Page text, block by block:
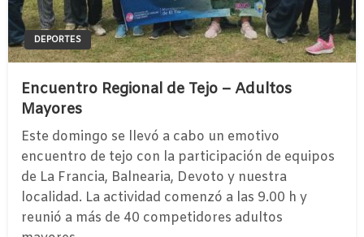
DEPORTES
Encuentro Regional de Tejo – Adultos
Mayores
Este domingo se llevó a cabo un emotivo
encuentro de tejo con la participación de equipos
de La Francia, Balnearia, Devoto y nuestra
localidad. La actividad comenzó a las 9.00 h y
reunió a más de 40 competidores adultos